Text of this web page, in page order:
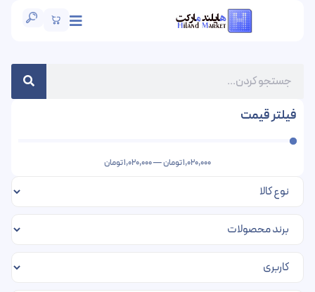
فیلتر قیمت
1,020,000تومان—
1,020,000تومان